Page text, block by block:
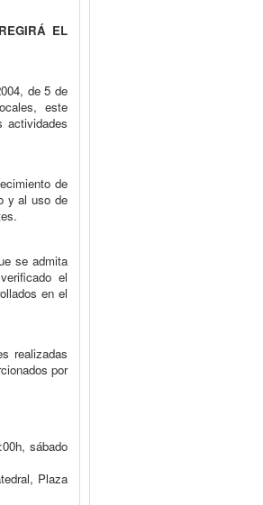
EL
de 5 de
este
actividades
de
y al uso de
se admita
el
en el
realizadas
por
sábado
Plaza